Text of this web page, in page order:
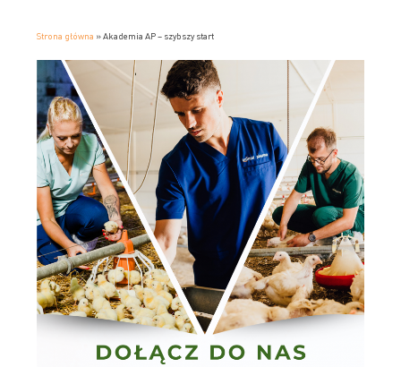
Strona główna »Akademia AP – szybszy start